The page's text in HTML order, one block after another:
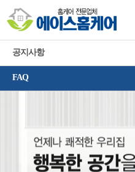
고
공지사항
FAQ